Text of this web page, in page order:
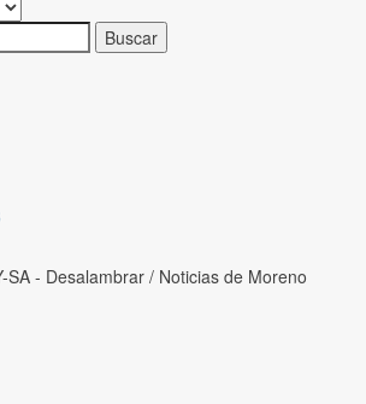
SA - Desalambrar / Noticias de Moreno